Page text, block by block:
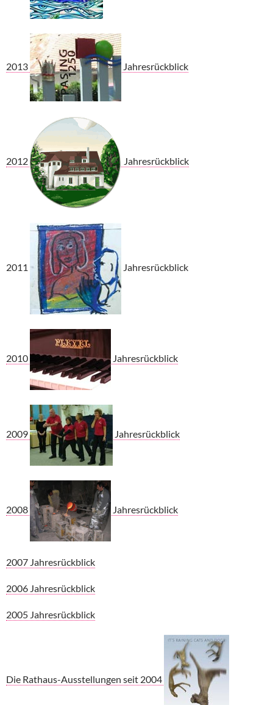
2013 Jahresrückblick
2012 Jahresrückblick
2011 Jahresrückblick
2010 Jahresrückblick
2009 Jahresrückblick
2008 Jahresrückblick
2007 Jahresrückblick
2006 Jahresrückblick
2005 Jahresrückblick
Die Rathaus-Ausstellungen seit 2004